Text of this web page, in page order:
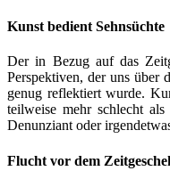
Kunst bedient Sehnsüchte
Der in Bezug auf das
Perspektiven, der uns über
genug reflektiert wurde.
teilweise mehr schlecht
Denunziant oder
Flucht vor dem